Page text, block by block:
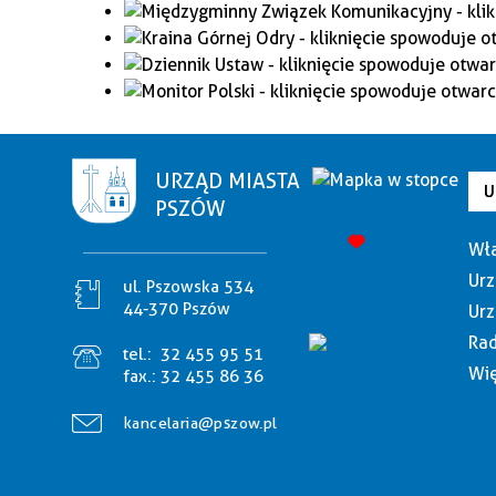
URZĄD MIASTA
PSZÓW
ul. Pszowska 534
44-370 Pszów
tel.: 32 455 95 51
fax.: 32 455 86 36
kancelaria@pszow.pl